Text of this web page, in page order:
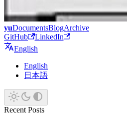
yuDocumentsBlogArchive
GitHub
LinkedIn
English
English
日本語
Recent Posts